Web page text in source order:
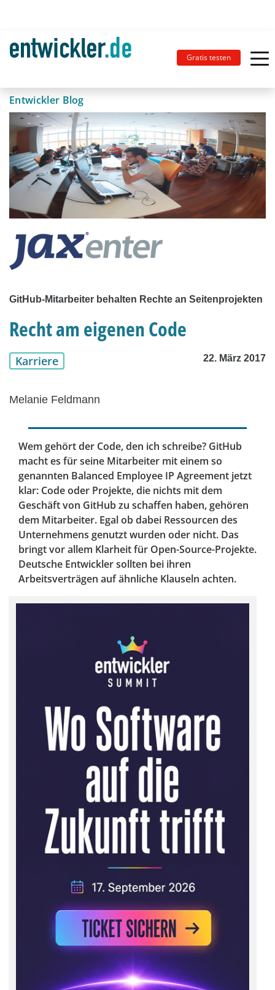
Gratis testen
Entwickler Blog
GitHub-Mitarbeiter behalten Rechte an Seitenprojekten
Recht am eigenen Code
Karriere 22. März 2017
Melanie Feldmann
Wem gehört der Code, den ich schreibe? GitHub
macht es für seine Mitarbeiter mit einem so
genannten Balanced Employee IP Agreement jetzt
klar: Code oder Projekte, die nichts mit dem
Geschäft von GitHub zu schaffen haben, gehören
dem Mitarbeiter. Egal ob dabei Ressourcen des
Unternehmens genutzt wurden oder nicht. Das
bringt vor allem Klarheit für Open-Source-Projekte.
Deutsche Entwickler sollten bei ihren
Arbeitsverträgen auf ähnliche Klauseln achten.